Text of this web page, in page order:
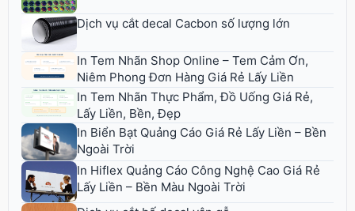
Dịch vụ cắt decal Cacbon số lượng lớn
In Tem Nhãn Shop Online – Tem Cảm Ơn,
Niêm Phong Đơn Hàng Giá Rẻ Lấy Liền
In Tem Nhãn Thực Phẩm, Đồ Uống Giá Rẻ,
Lấy Liền, Bền, Đẹp
In Biển Bạt Quảng Cáo Giá Rẻ Lấy Liền – Bền
Ngoài Trời
In Hiflex Quảng Cáo Công Nghệ Cao Giá Rẻ
Lấy Liền – Bền Màu Ngoài Trời